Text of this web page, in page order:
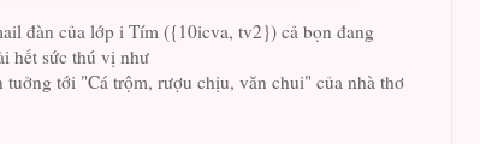
đàn của lớp i Tím ({10icva, tv2}) cả bọn đang
hết sức thú vị như
tuởng tới "Cá trộm, rượu chịu, văn chui" của nhà thơ